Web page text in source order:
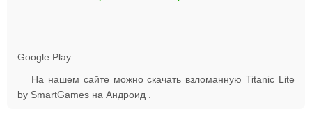
Google Play:
На нашем сайте можно скачать взломанную Titanic Lite
by SmartGames на Андроид .